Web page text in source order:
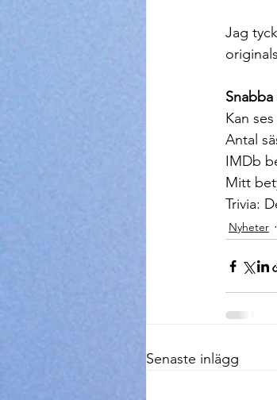
Jag
Snabba
Kan
Antal
IMDb
Mitt
Trivia:
Nyheter
Senaste inlägg